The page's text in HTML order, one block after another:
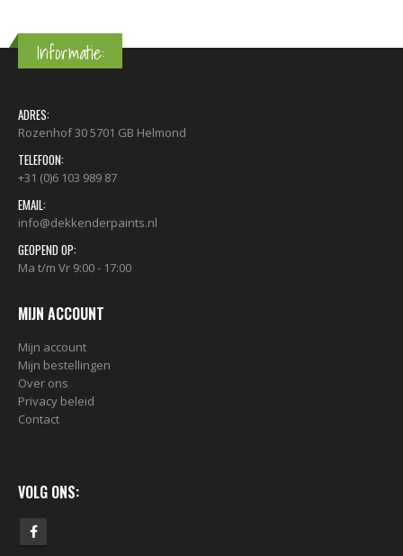
Informatie:
ADRES:
Rozenhof 30 5701 GB Helmond
TELEFOON:
+31 (0)6 103 989 87
EMAIL:
info@dekkenderpaints.nl
GEOPEND OP:
Ma t/m Vr 9:00 - 17:00
MIJN ACCOUNT
Mijn account
Mijn bestellingen
Over ons
Privacy beleid
Contact
VOLG ONS: